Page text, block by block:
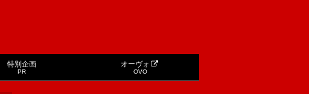
特別企画
PR
オーヴォ
OVO